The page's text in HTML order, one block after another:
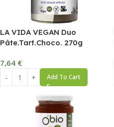
LA VIDA VEGAN Duo
Pâte.Tart.Choco. 270g
7,64 €
Add To Cart